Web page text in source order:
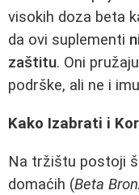
visokih doza beta
da ovi suplementi
zaštitu. Oni
podrške, ali ne i
Kako Izabrati i
Na tržištu postoji
domaćih (Beta